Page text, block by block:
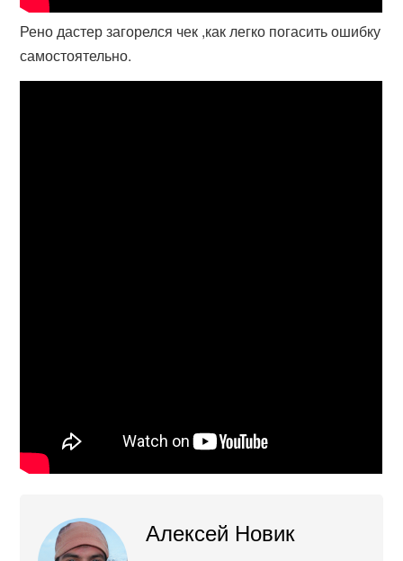
Рено дастер загорелся чек ,как легко погасить ошибку
самостоятельно.
Алексей Новик